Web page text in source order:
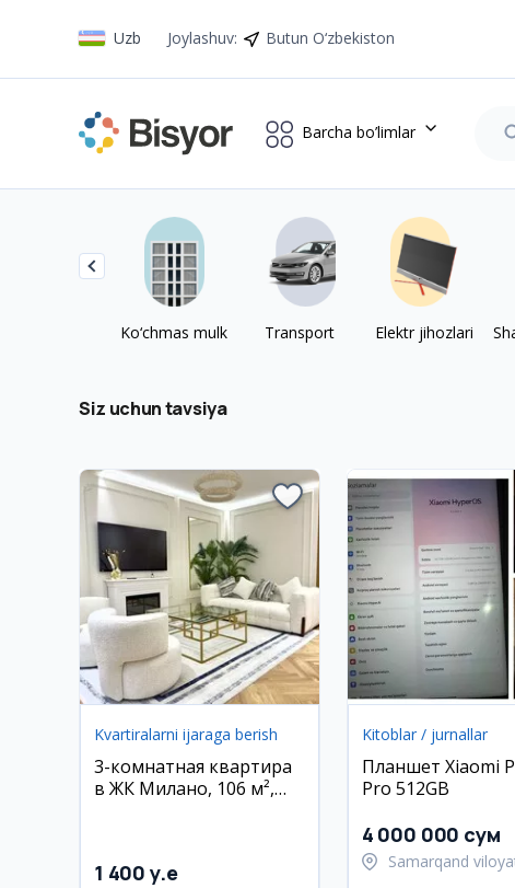
Uzb Joylashuv: Butun O‘zbekiston
Barcha bo’limlar
Bisyor.uz — Oʻzbekiston
Ko‘chmas mulk Transport Elektr jihozlari
Siz uchun tavsiya
Kvartiralarni ijaraga berish
3-комнатная квартира
в ЖК Милано, 106 м²,
1 400 y.e
Kitoblar / jurnallar
Планшет Xiaomi
Pro 512GB
4 000 000 сум
Samarqand